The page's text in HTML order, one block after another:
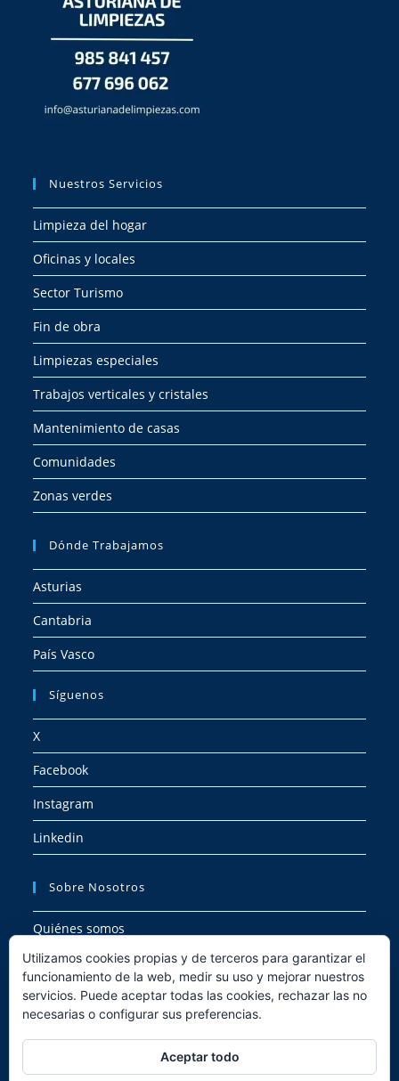
Nuestros Servicios
Limpieza del hogar
Oficinas y locales
Sector Turismo
Fin de obra
Limpiezas especiales
Trabajos verticales y cristales
Mantenimiento de casas
Comunidades
Zonas verdes
Dónde Trabajamos
Asturias
Cantabria
País Vasco
Síguenos
X
Facebook
Instagram
Linkedin
Sobre Nosotros
Quiénes somos
Trabaja con nosotros
Política de privacidad
Utilizamos cookies propias y de terceros para garantizar el
funcionamiento de la web, medir su uso y mejorar nuestros
servicios. Puede aceptar todas las cookies, rechazar las no
necesarias o configurar sus preferencias.
Aceptar todo